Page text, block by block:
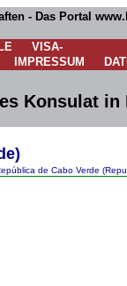
- Das Portal
VISA-
IMPRESSUM
Konsulat in
de Cabo Verde